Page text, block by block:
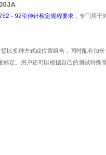
－92引伸计检定规程要求 ，专门用于
以多种方式或位置组合，同时配有加长
定。用户还可以根据自己的测试特殊